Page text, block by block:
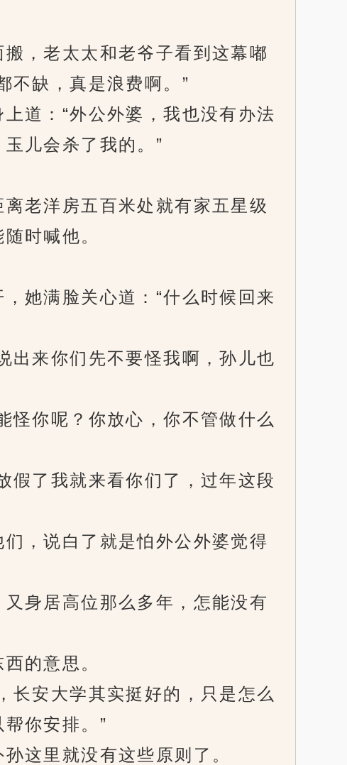
，老太太和老爷子看到这幕嘟
不缺，真是浪费啊。”
道：“外公外婆，我也没有办法
儿会杀了我的。”
老洋房五百米处就有家五星级
时喊他。
她满脸关心道：“什么时候回来
来你们先不要怪我啊，孙儿也
你呢？你放心，你不管做什么
了我就来看你们了，过年这段
，说白了就是怕外公外婆觉得
身居高位那么多年，怎能没有
的意思。
安大学其实挺好的，只是怎么
你安排。”
这里就没有这些原则了。